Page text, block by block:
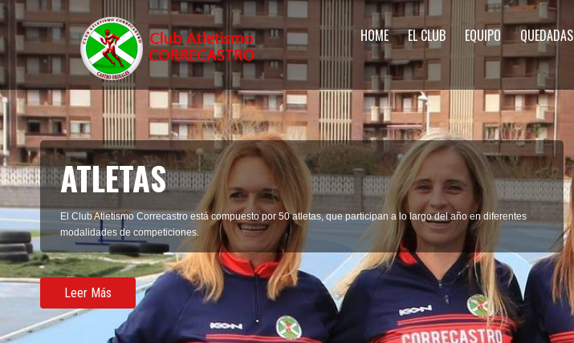
HOME EL CLUB EQUIPO QUEDADAS
ATLETAS
El Club Atletismo Correcastro está compuesto por 50 atletas, que participan a lo largo del año en diferentes
modalidades de competiciones.
Leer Más